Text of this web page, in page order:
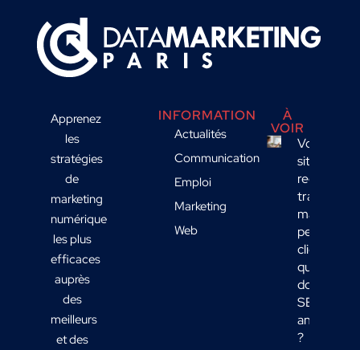
Apprenez
les
stratégies
de
marketing
numérique
les plus
efficaces
auprès
des
meilleurs
et des
INFORMATION
Actualités
Communication
Emploi
Marketing
Web
À
VOIR
Votre
site
reçoit du
trafic
mais
peu de
clients :
quelles
données
SEO
analyser
?